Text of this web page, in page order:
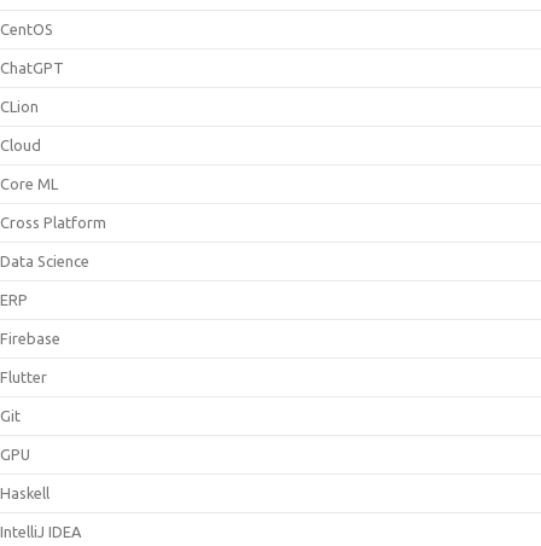
CentOS
ChatGPT
CLion
Cloud
Core ML
Cross Platform
Data Science
ERP
Firebase
Flutter
Git
GPU
Haskell
IntelliJ IDEA